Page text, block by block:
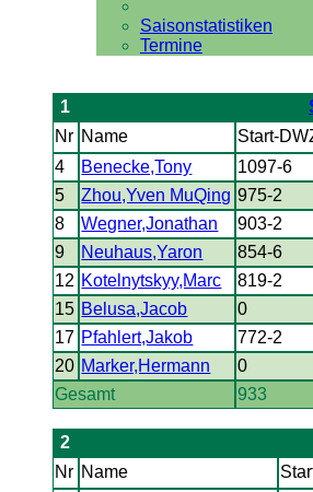
Saisonstatistiken
Termine
1
Nr Name Start-
4 Benecke,Tony 1097-6
5
Zhou,Yven MuQing 975-2
8
Wegner,Jonathan 903-2
9
Neuhaus,Yaron 854-6
12 Kotelnytskyy,Marc 819-2
15 Belusa,Jacob 0
17 Pfahlert,Jakob 772-2
20 Marker,Hermann 0
Gesamt
933
2
Nr Name